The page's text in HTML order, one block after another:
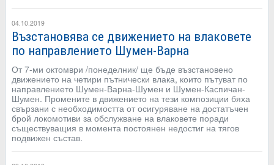
04.10.2019
Възстановява се движението на влаковете
по направлението Шумен-Варна
От 7-ми октомври /понеделник/ ще бъде възстановено
движението на четири пътнически влака, които пътуват по
направлението Шумен-Варна-Шумен и Шумен-Каспичан-
Шумен. Промените в движението на тези композиции бяха
свързани с необходимостта от осигуряване на достатъчен
брой локомотиви за обслужване на влаковете поради
съществуващия в момента постоянен недостиг на тягов
подвижен състав.